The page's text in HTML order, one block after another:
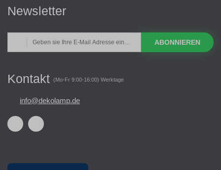
Newsletter
ABONNIEREN
Kontakt (Mo-Fr 9:00-16:00) Werktage
info@dekolamp.de